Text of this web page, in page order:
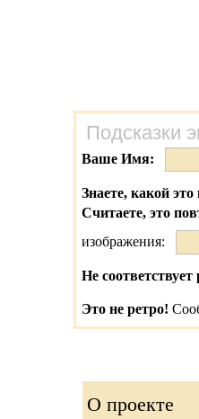
Подсказки
Ваше Имя:
Знаете, какой это
Считаете, это
изображения:
Не соответствует
Это не ретро!
О проекте